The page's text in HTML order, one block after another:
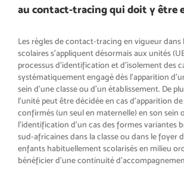
au contact-tracing qui doit y être
Les règles de contact-tracing en vigueur dans
scolaires s’appliquent désormais aux unités
processus d’identification et d’isolement des
systématiquement engagé dès l’apparition
sein d’une classe ou d’un établissement. De
l’unité peut être décidée en cas d’apparition
confirmés (un seul en maternelle) en son sein
l’identification d’un cas des formes variantes
sud-africaines dans la classe ou dans le foyer
enfants habituellement scolarisés en milieu
bénéficier d’une continuité